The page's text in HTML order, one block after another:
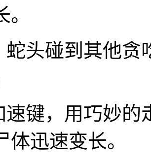
蛇头碰到其他
速键，用巧妙
体迅速变长。